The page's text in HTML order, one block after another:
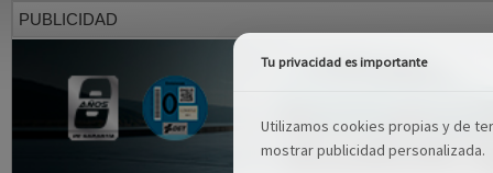
PUBLICIDAD
Tu privacidad es importante
Utilizamos cookies propias y de
mostrar publicidad personalizada.